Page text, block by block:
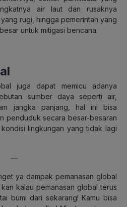
air laut dan rusaknya
rugi, hingga pemerintah yang
untuk mitigasi bencana.
juga dapat memicu adanya
sumber daya seperti air,
jangka panjang, hal ini bisa
penduduk secara besar-besaran
lingkungan yang tidak lagi
—
ya dampak pemanasan global
kalau pemanasan global terus
bumi dari sekarang! Kamu bisa